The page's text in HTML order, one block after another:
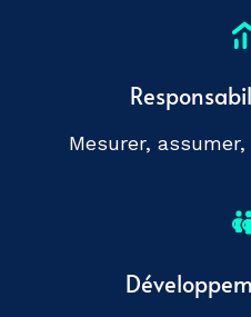
Mesurer,